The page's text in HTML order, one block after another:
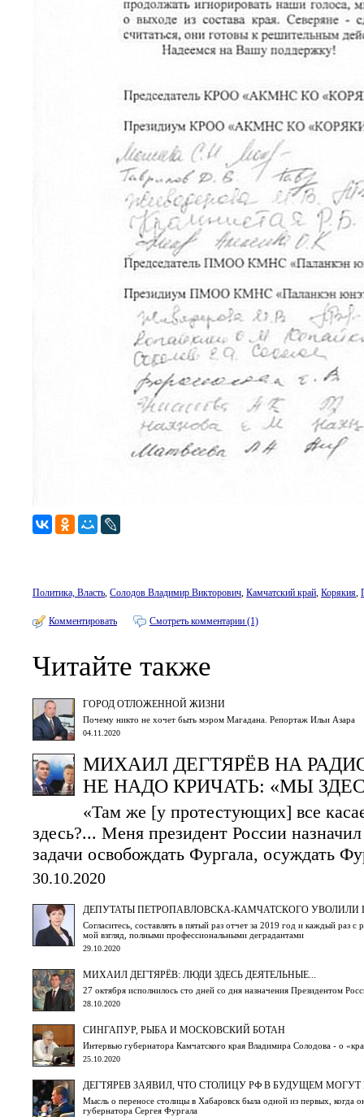
Политика, Власть, Солодов Владимир Викторович, Камчатский край, Корякия,
Комментировать Смотреть комментарии (1)
Читайте также
ГОРОД ОТЛОЖЕННОЙ ЖИЗНИ
Почему никто не хочет быть мэром Магадана. Репортаж Ильи Азара
04.11.2020
МИХАИЛ ДЕГТЯРЁВ НА
НЕ НАДО КРИЧАТЬ: «МЫ
«Там же [у протестующих] все
здесь?... Меня президент России
задачи освобождать Фургала, осуждать
30.10.2020
ДЕПУТАТЫ ПЕТРОПАВЛОВСКА-КАМЧАТСКОГО УВОЛИЛИ
Согласитесь, составлять в пятый раз отчет за 2019 год и каждый
мой взгляд, полными профессиональными деградантами
29.10.2020
МИХАИЛ ДЕГТЯРЁВ: ЛЮДИ ЗДЕСЬ ДЕЯТЕЛЬНЫЕ...
27 октября исполнилось сто дней со дня назначения Президентом
28.10.2020
СИНГАПУР, РЫБА И МОСКОВСКИЙ БОТАН
Интервью губернатора Камчатского края Владимира Солодова - о
25.10.2020
ДЕГТЯРЕВ ЗАЯВИЛ, ЧТО СТОЛИЦУ РФ В БУДУЩЕМ
Мысль о переносе столицы в Хабаровск была одной из первых, когда
губернатора Сергея Фургала